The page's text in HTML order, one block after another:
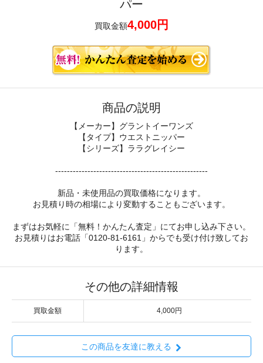
パー
買取金額4,000円
商品の説明
【メーカー】グラントイーワンズ
【タイプ】ウエストニッパー
【シリーズ】ララグレイシー
----------------------------------------------------
新品・未使用品の買取価格になります。
お見積り時の相場により変動することもございます。
まずはお気軽に「無料！かんたん査定」にてお申し込み下さい。
お見積りはお電話「0120-81-6161」からでも受け付け致してお
ります。
その他の詳細情報
買取金額 4,000円
この商品を友達に教える